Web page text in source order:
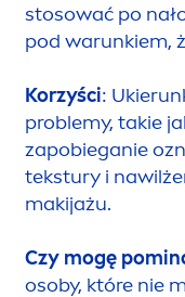
stosować po
pod warunkiem,
Korzyści:
problemy, takie
zapobieganie
tekstury i
makijażu.
Czy mogę
osoby, które nie